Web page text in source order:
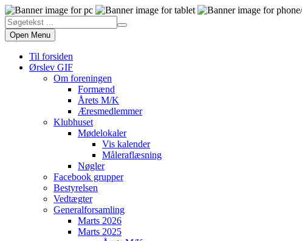
Open Menu
Til forsiden
Ørslev GIF
Om foreningen
Formænd
Årets M/K
Æresmedlemmer
Klubhuset
Mødelokaler
Vis kalender
Måleraflæsning
Nøgler
Facebook grupper
Bestyrelsen
Vedtægter
Generalforsamling
Marts 2026
Marts 2025